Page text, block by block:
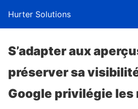
Hurter Solutions
S’adapter aux
préserver sa
Google privilégie les